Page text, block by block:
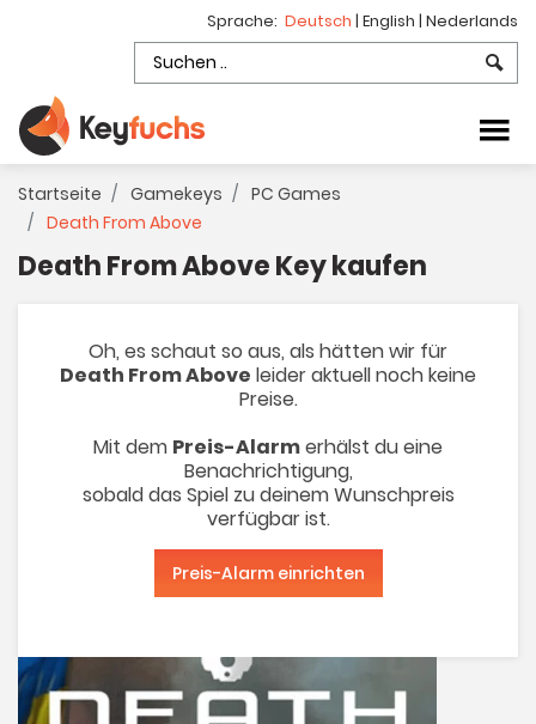
Sprache: Deutsch | English | Nederlands
Startseite Gamekeys
PC Games
Death From Above
Death From Above Key kaufen
Oh, es schaut so aus, als hätten wir für
Death From Above leider aktuell noch keine
Preise.
Mit dem Preis-Alarmerhälst du eine
Benachrichtigung,
sobald das Spiel zu deinem Wunschpreis
verfügbar ist.
Preis-Alarm einrichten